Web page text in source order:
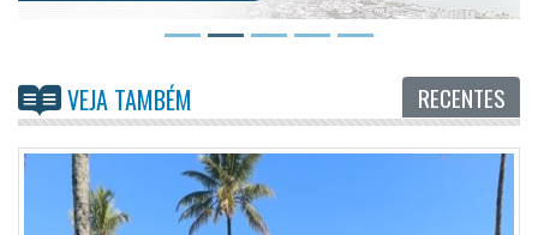
VEJA TAMBÉM RECENTES